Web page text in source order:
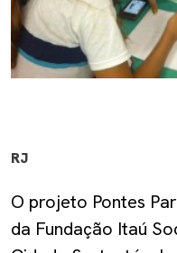
RJ
O projeto Pontes
da Fundação Itaú